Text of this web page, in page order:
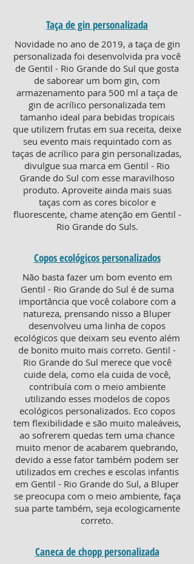
Taça de gin personalizada
Novidade no ano de 2019, a taça de gin
personalizada foi desenvolvida pra você
de Gentil - Rio Grande do Sul que gosta
de saborear um bom gin, com
armazenamento para 500 ml a taça de
gin de acrílico personalizada tem
tamanho ideal para bebidas tropicais
que utilizem frutas em sua receita, deixe
seu evento mais requintado com as
taças de acrílico para gin personalizadas,
divulgue sua marca em Gentil - Rio
Grande do Sul com esse maravilhoso
produto. Aproveite ainda mais suas
taças com as cores bicolor e
fluorescente, chame atenção em Gentil -
Rio Grande do Suls.
Copos ecológicos personalizados
Não basta fazer um bom evento em
Gentil - Rio Grande do Sul é de suma
importância que você colabore com a
natureza, prensando nisso a Bluper
desenvolveu uma linha de copos
ecológicos que deixam seu evento além
de bonito muito mais correto. Gentil -
Rio Grande do Sul merece que você
cuide dela, como ela cuida de você,
contribuía com o meio ambiente
utilizando esses modelos de copos
ecológicos personalizados. Eco copos
tem flexibilidade e são muito maleáveis,
ao sofrerem quedas tem uma chance
muito menor de acabarem quebrando,
devido a esse fator também podem ser
utilizados em creches e escolas infantis
em Gentil - Rio Grande do Sul, a Bluper
se preocupa com o meio ambiente, faça
sua parte também, seja ecologicamente
correto.
Caneca de chopp personalizada